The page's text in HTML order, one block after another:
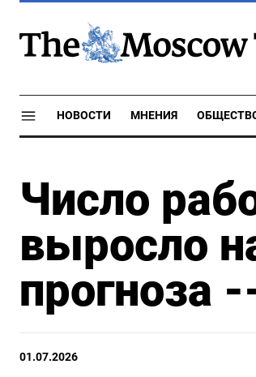
НОВОСТИ МНЕНИЯ
Число
выросло
прогноза
01.07.2026